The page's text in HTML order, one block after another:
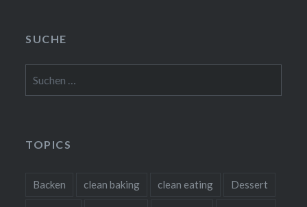
SUCHE
nach:
TOPICS
Backen clean baking clean eating Dessert